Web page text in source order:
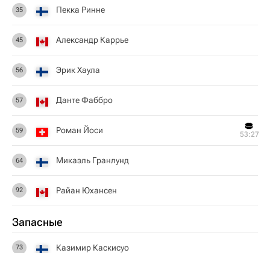
35 Пекка Ринне
45 Александр Каррье
56 Эрик Хаула
57 Данте Фаббро
59 Роман Йоси 53:27
64 Микаэль Гранлунд
92 Райан Юхансен
Запасные
73 Казимир Каскисуо